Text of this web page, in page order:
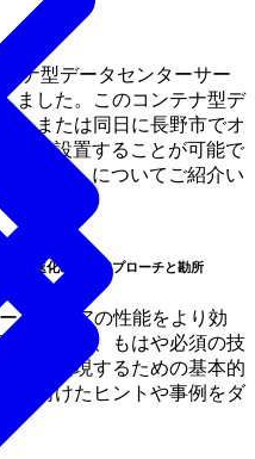
ナ型データセンターサー
ました。このコンテナ型デ
、または同日に長野市でオ
」に設置することが可能で
」についてご紹介い
ア高速化の基本アプローチと勘所
ドウェアの性能をより効
速化」は、もはや必須の技
化を実現するための基本的
に向けたヒントや事例をダ